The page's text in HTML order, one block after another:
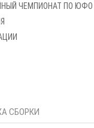
ЧЕМПИОНАТ ПО ЮФО
СБОРКИ